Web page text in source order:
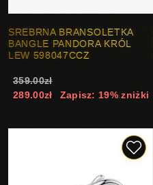
SREBRNA BRANSOLETKA
BANGLE PANDORA KRÓL
LEW 598047CCZ
359.00zł
289.00zł
Zapisz: 19% zniżki